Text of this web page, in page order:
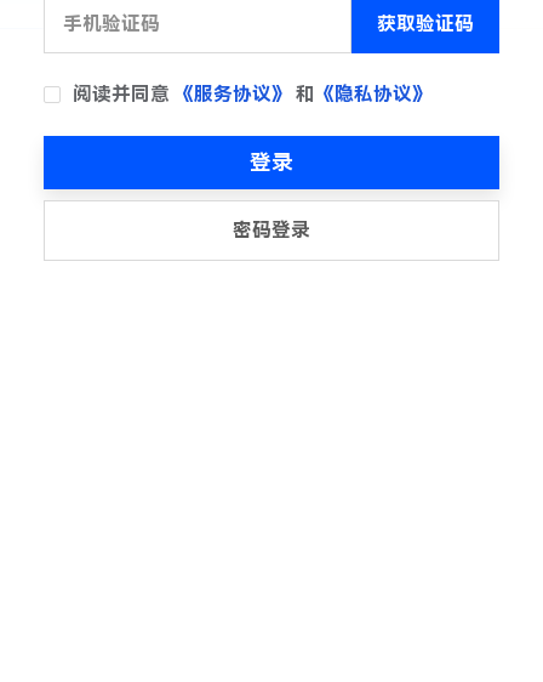
获取验证码
阅读并同意 《服务协议》 和 《隐私协议》
登录
密码登录